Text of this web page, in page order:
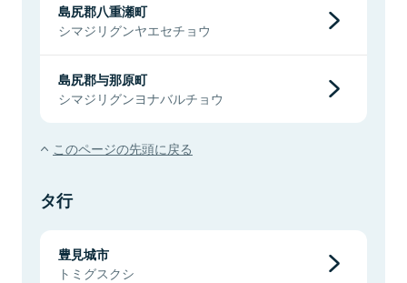
島尻郡八重瀬町
シマジリグンヤエセチョウ
島尻郡与那原町
シマジリグンヨナバルチョウ
このページの先頭に戻る
タ行
豊見城市
トミグスクシ